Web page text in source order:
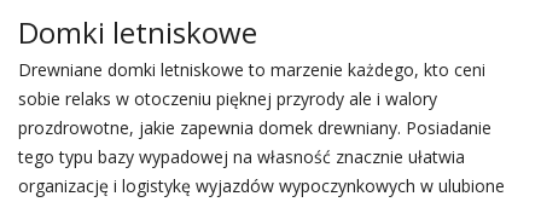
Domki letniskowe
Drewniane domki letniskowe to marzenie każdego, kto ceni
sobie relaks w otoczeniu pięknej przyrody ale i walory
prozdrowotne, jakie zapewnia domek drewniany. Posiadanie
tego typu bazy wypadowej na własność znacznie ułatwia
organizację i logistykę wyjazdów wypoczynkowych w ulubione